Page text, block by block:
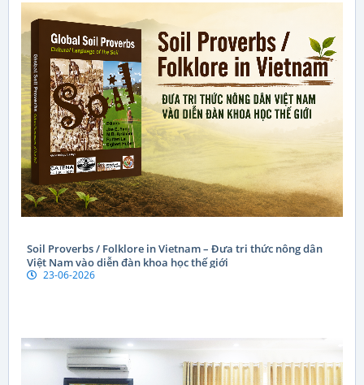
Soil Proverbs / Folklore in Vietnam – Đưa tri thức nông dân
Việt Nam vào diễn đàn khoa học thế giới
23-06-2026